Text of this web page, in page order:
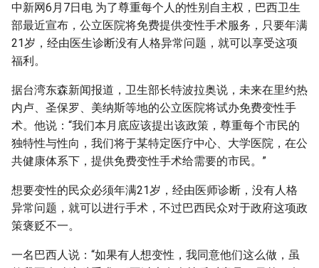
s
e
a
r
c
h
中新网6月7日电 为了尊重每个人的性别自主权，巴西卫生
部最近宣布，公立医院将免费提供变性手术服务，只要年满
21岁，经由医生诊断没有人格异常问题，就可以享受这项
福利。
据台湾东森新闻报道，卫生部长特波拉奥说，未来在里约热
内卢、圣保罗、美纳斯等地的公立医院将试办免费变性手
术。他说：“我们本月底应该提出该政策，尊重每个市民的
独特性与性向，我们将于某特定医疗中心、大学医院，在公
共健康体系下，提供免费变性手术给需要的市民。”
想要变性的民众必须年满21岁，经由医师诊断，没有人格
异常问题，就可以进行手术，不过巴西民众对于政府这项政
策褒贬不一。
一名巴西人说：“如果有人想变性，我同意他们这么做，虽